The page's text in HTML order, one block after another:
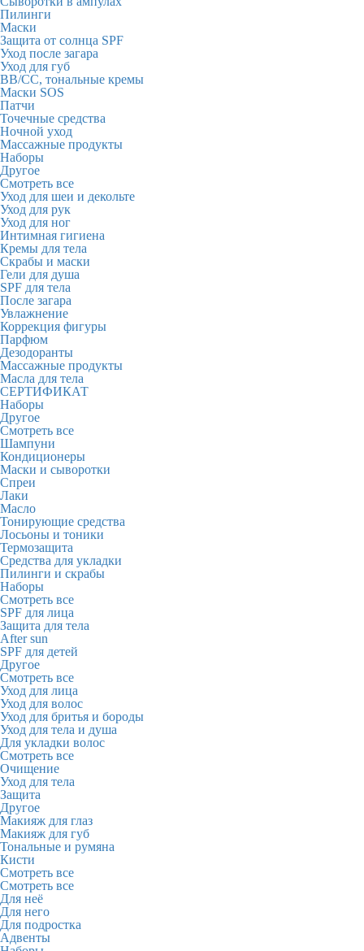
Пилинги
Маски
Защита от солнца SPF
Уход после загара
Уход для губ
BB/CC, тональные кремы
Маски SOS
Патчи
Точечные средства
Ночной уход
Массажные продукты
Наборы
Другое
Смотреть все
Уход для шеи и декольте
Уход для рук
Уход для ног
Интимная гигиена
Кремы для тела
Скрабы и маски
Гели для душа
SPF для тела
После загара
Увлажнение
Коррекция фигуры
Парфюм
Дезодоранты
Массажные продукты
Масла для тела
СЕРТИФИКАТ
Наборы
Другое
Смотреть все
Шампуни
Кондиционеры
Маски и сыворотки
Спреи
Лаки
Масло
Тонирующие средства
Лосьоны и тоники
Термозащита
Средства для укладки
Пилинги и скрабы
Наборы
Смотреть все
SPF для лица
Защита для тела
After sun
SPF для детей
Другое
Смотреть все
Уход для лица
Уход для волос
Уход для бритья и бороды
Уход для тела и душа
Для укладки волос
Смотреть все
Очищение
Уход для тела
Защита
Другое
Макияж для глаз
Макияж для губ
Тональные и румяна
Кисти
Смотреть все
Смотреть все
Для неё
Для него
Для подростка
Адвенты